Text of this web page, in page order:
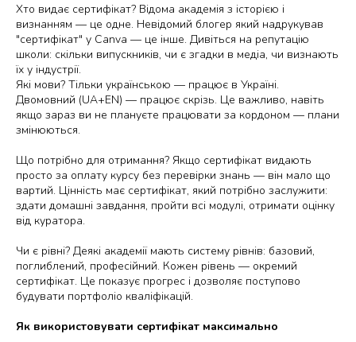
Хто видає сертифікат? Відома академія з історією і
визнанням — це одне. Невідомий блогер який надрукував
"сертифікат" у Canva — це інше. Дивіться на репутацію
школи: скільки випускників, чи є згадки в медіа, чи визнають
їх у індустрії.
Які мови? Тільки українською — працює в Україні.
Двомовний (UA+EN) — працює скрізь. Це важливо, навіть
якщо зараз ви не плануєте працювати за кордоном — плани
змінюються.
Що потрібно для отримання? Якщо сертифікат видають
просто за оплату курсу без перевірки знань — він мало що
вартий. Цінність має сертифікат, який потрібно заслужити:
здати домашні завдання, пройти всі модулі, отримати оцінку
від куратора.
Чи є рівні? Деякі академії мають систему рівнів: базовий,
поглиблений, професійний. Кожен рівень — окремий
сертифікат. Це показує прогрес і дозволяє поступово
будувати портфоліо кваліфікацій.
Як використовувати сертифікат максимально